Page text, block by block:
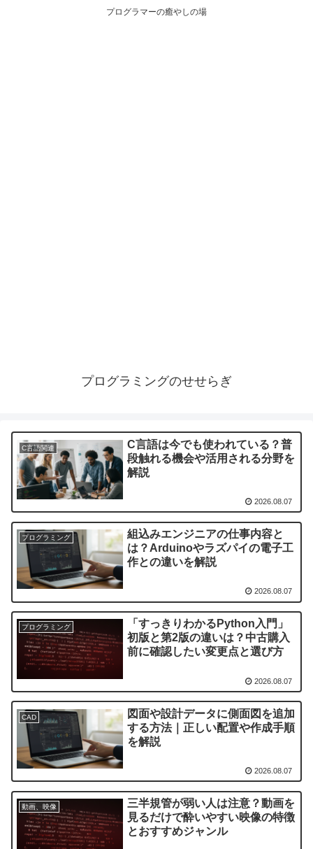
プログラマーの癒やしの場
プログラミングのせせらぎ
C言語関連
C言語は今でも使われている？普
段触れる機会や活用される分野を
解説
2026.08.07
プログラミング
組込みエンジニアの仕事内容と
は？Arduinoやラズパイの電子工
作との違いを解説
2026.08.07
プログラミング
「すっきりわかるPython入門」
初版と第2版の違いは？中古購入
前に確認したい変更点と選び方
2026.08.07
CAD
図面や設計データに側面図を追加
する方法｜正しい配置や作成手順
を解説
2026.08.07
動画、映像
三半規管が弱い人は注意？動画を
見るだけで酔いやすい映像の特徴
とおすすめジャンル